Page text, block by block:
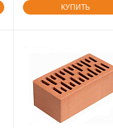
КУПИТЬ